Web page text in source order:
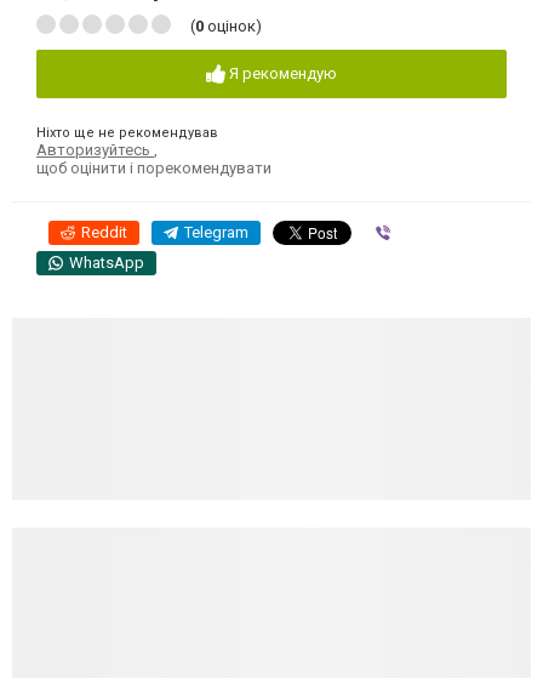
(0 оцінок)
Я рекомендую
Ніхто ще не рекомендував
Авторизуйтесь ,
щоб оцінити і порекомендувати
Reddit Telegram
WhatsApp